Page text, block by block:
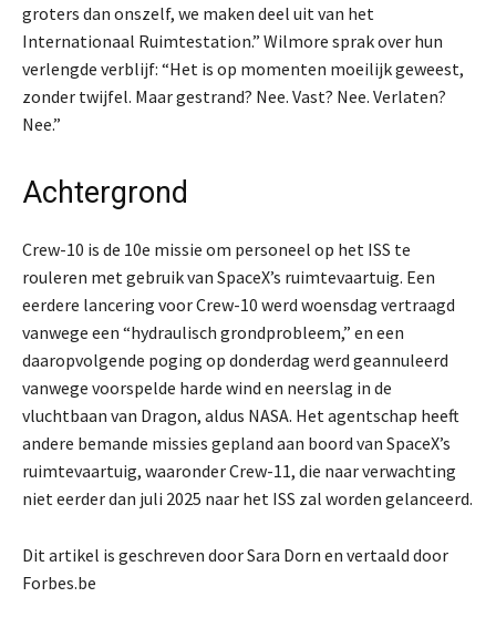
groters dan onszelf, we maken deel uit van het
Internationaal Ruimtestation.” Wilmore sprak over hun
verlengde verblijf: “Het is op momenten moeilijk geweest,
zonder twijfel. Maar gestrand? Nee. Vast? Nee. Verlaten?
Nee.”
Achtergrond
Crew-10 is de 10e missie om personeel op het ISS te
rouleren met gebruik van SpaceX’s ruimtevaartuig. Een
eerdere lancering voor Crew-10 werd woensdag vertraagd
vanwege een “hydraulisch grondprobleem,” en een
daaropvolgende poging op donderdag werd geannuleerd
vanwege voorspelde harde wind en neerslag in de
vluchtbaan van Dragon, aldus NASA. Het agentschap heeft
andere bemande missies gepland aan boord van SpaceX’s
ruimtevaartuig, waaronder Crew-11, die naar verwachting
niet eerder dan juli 2025 naar het ISS zal worden gelanceerd.
Dit artikel is geschreven door Sara Dorn en vertaald door
Forbes.be